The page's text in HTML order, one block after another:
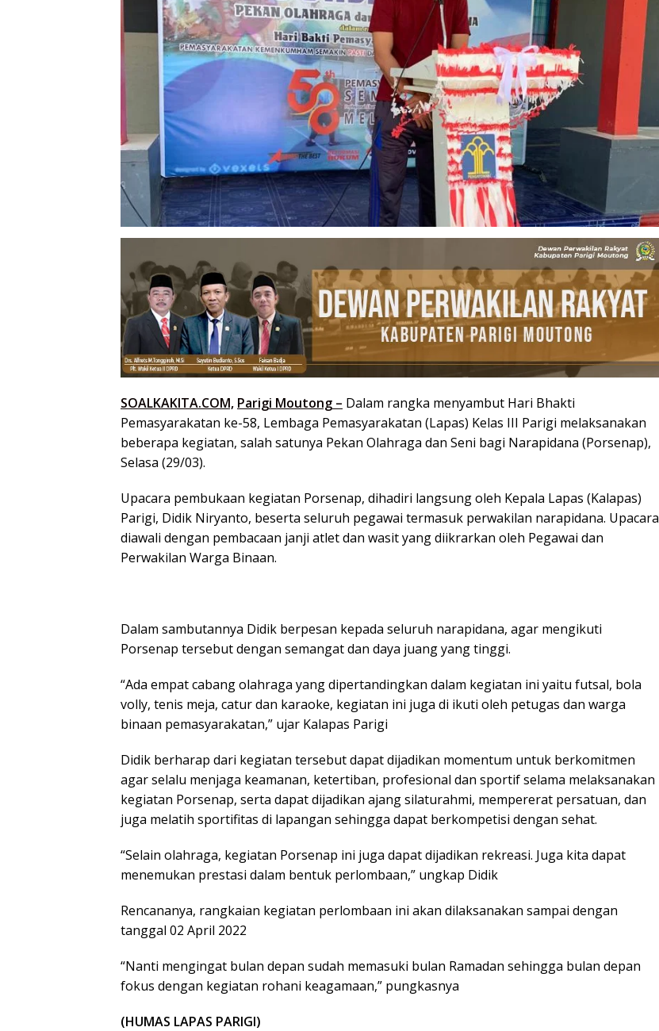
SOALKAKITA.COM, Parigi Moutong – Dalam rangka menyambut Hari Bhakti
Pemasyarakatan ke-58, Lembaga Pemasyarakatan (Lapas) Kelas III Parigi melaksanakan
beberapa kegiatan, salah satunya Pekan Olahraga dan Seni bagi Narapidana (Porsenap),
Selasa (29/03).
Upacara pembukaan kegiatan Porsenap, dihadiri langsung oleh Kepala Lapas (Kalapas)
Parigi, Didik Niryanto, beserta seluruh pegawai termasuk perwakilan narapidana. Upacara
diawali dengan pembacaan janji atlet dan wasit yang diikrarkan oleh Pegawai dan
Perwakilan Warga Binaan.
Dalam sambutannya Didik berpesan kepada seluruh narapidana, agar mengikuti
Porsenap tersebut dengan semangat dan daya juang yang tinggi.
“Ada empat cabang olahraga yang dipertandingkan dalam kegiatan ini yaitu futsal, bola
volly, tenis meja, catur dan karaoke, kegiatan ini juga di ikuti oleh petugas dan warga
binaan pemasyarakatan,” ujar Kalapas Parigi
Didik berharap dari kegiatan tersebut dapat dijadikan momentum untuk berkomitmen
agar selalu menjaga keamanan, ketertiban, profesional dan sportif selama melaksanakan
kegiatan Porsenap, serta dapat dijadikan ajang silaturahmi, mempererat persatuan, dan
juga melatih sportifitas di lapangan sehingga dapat berkompetisi dengan sehat.
“Selain olahraga, kegiatan Porsenap ini juga dapat dijadikan rekreasi. Juga kita dapat
menemukan prestasi dalam bentuk perlombaan,” ungkap Didik
Rencananya, rangkaian kegiatan perlombaan ini akan dilaksanakan sampai dengan
tanggal 02 April 2022
“Nanti mengingat bulan depan sudah memasuki bulan Ramadan sehingga bulan depan
fokus dengan kegiatan rohani keagamaan,” pungkasnya
(HUMAS LAPAS PARIGI)